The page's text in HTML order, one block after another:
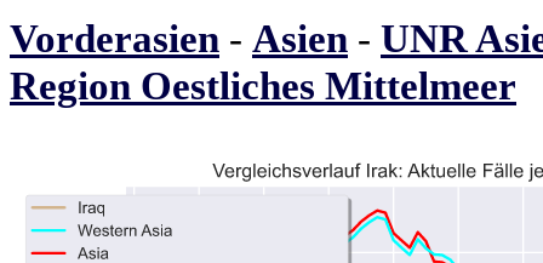
Vorderasien - Asien - UNR
Region Oestliches Mittelmeer